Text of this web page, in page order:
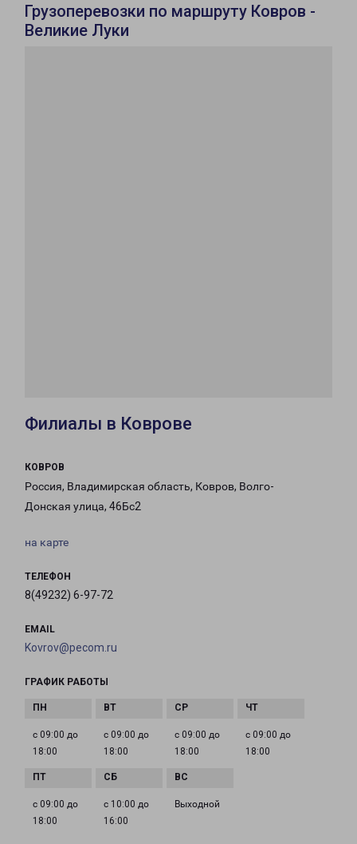
Грузоперевозки по маршруту Ковров -
Великие Луки
Филиалы в Коврове
КОВРОВ
Россия, Владимирская область, Ковров, Волго-
Донская улица, 46Бс2
на карте
ТЕЛЕФОН
8(49232) 6-97-72
EMAIL
Kovrov@pecom.ru
ГРАФИК РАБОТЫ
с 09:00 до
18:00
с 09:00 до
18:00
с 09:00 до
18:00
с 09:00 до
18:00
с 09:00 до
18:00
с 10:00 до
16:00
Выходной